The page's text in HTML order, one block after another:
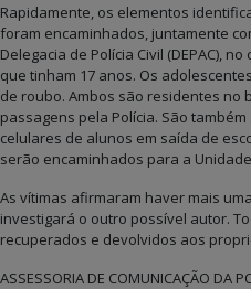
Rapidamente, os elementos
foram encaminhados, juntamente
Delegacia de Polícia Civil (DEPAC),
que tinham 17 anos. Os
de roubo. Ambos são residentes no
passagens pela Polícia. São
celulares de alunos em saída de
serão encaminhados para a
As vítimas afirmaram haver mais
investigará o outro possível autor.
recuperados e devolvidos aos
ASSESSORIA DE COMUNICAÇÃO DA